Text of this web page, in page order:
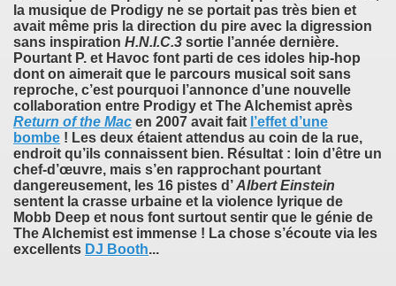
la musique de Prodigy ne se portait pas très bien et
avait même pris la direction du pire avec la digression
sans inspiration H.N.I.C.3 sortie l’année dernière.
Pourtant P. et Havoc font parti de ces idoles hip-hop
dont on aimerait que le parcours musical soit sans
reproche, c’est pourquoi l’annonce d’une nouvelle
collaboration entre Prodigy et The Alchemist après
Return of the Mac en 2007 avait fait l’effet d’une
bombe ! Les deux étaient attendus au coin de la rue,
endroit qu’ils connaissent bien. Résultat : loin d’être un
chef-d’œuvre, mais s’en rapprochant pourtant
dangereusement, les 16 pistes d’ Albert Einstein
sentent la crasse urbaine et la violence lyrique de
Mobb Deep et nous font surtout sentir que le génie de
The Alchemist est immense ! La chose s’écoute via les
excellents DJ Booth...